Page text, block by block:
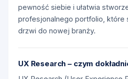
pewność siebie i ułatwia
profesjonalnego portfolio, które
drzwi do nowej branży.
UX Research – czym